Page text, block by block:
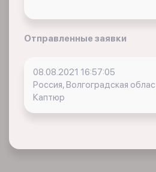
Отправленные заявки
08.08.2021 16:57:05
Россия, Волгоградская
Каптюр